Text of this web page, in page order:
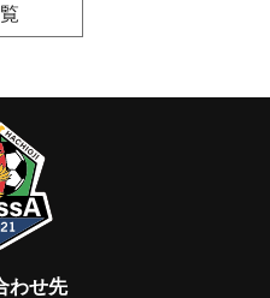
わせ先